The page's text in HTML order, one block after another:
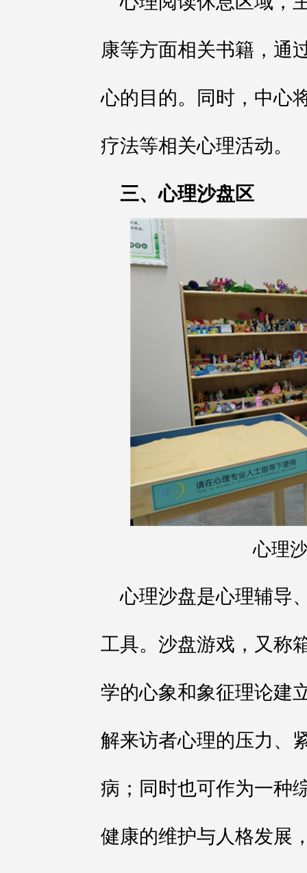
康等方面相关书籍，通
心的目的。同时，中心
疗法等相关心理活动。
三、心理沙盘区
心理
心理沙盘是心理辅导
工具。沙盘游戏，又称
学的心象和象征理论建
解来访者心理的压力、
病；同时也可作为一种
健康的维护与人格发展